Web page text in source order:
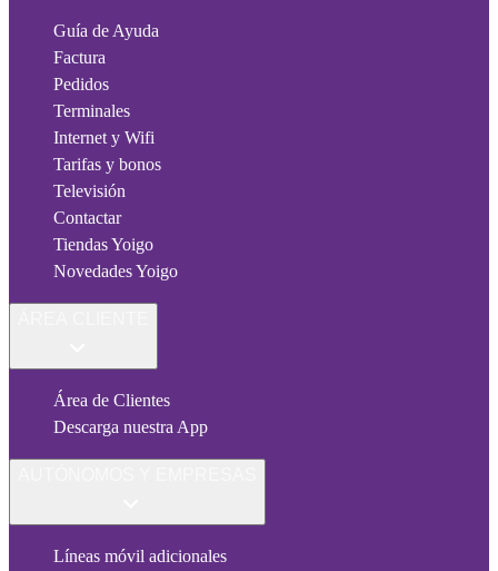
Guía de Ayuda
Factura
Pedidos
Terminales
Internet y Wifi
Tarifas y bonos
Televisión
Contactar
Tiendas Yoigo
Novedades Yoigo
Área de Clientes
Descarga nuestra App
Líneas móvil adicionales